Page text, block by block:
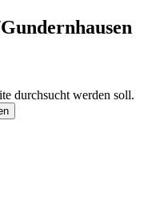
durchsucht werden soll.